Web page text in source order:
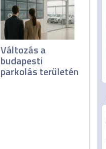
Változás a
budapesti
parkolás területén